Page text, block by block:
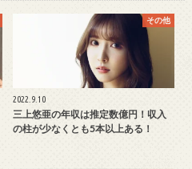
その他
2022.9.10
三上悠亜の年収は推定数億円！収入
の柱が少なくとも5本以上ある！